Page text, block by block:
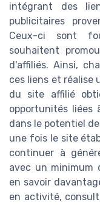
intégrant des
publicitaires
Ceux-ci sont
souhaitent
d'affiliés. Ainsi,
ces liens et réalise
du site affilié
opportunités liées
dans le potentiel
une fois le site
continuer à
avec un minimum
en savoir
en activité,